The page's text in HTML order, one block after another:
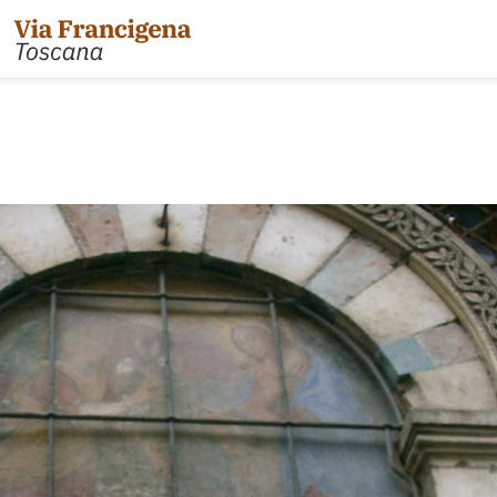
Passo della Cisa a Pontremoli
Pontremoli ad Aulla
a Sarzana
a Massa via Avenza
a Camaiore
a Lucca
Lucca ad Altopascio
d'Acqua
Altopascio a San Miniato
Tappa 31: da
Tappa 32: Variante di
Tappa 32: da San
Tappa 33: da
Tappa 34: da Siena a
Tappa 35: da Ponte
Tappa 36: variante
Tappa 36: da San
Tappa 37: da